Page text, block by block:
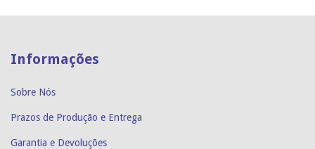
Informações
Sobre Nós
Prazos de Produção e Entrega
Garantia e Devoluções